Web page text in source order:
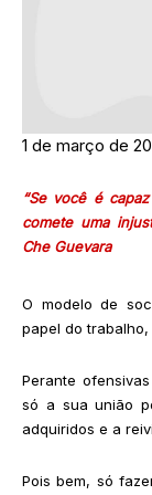
1 de março de
“Se você é
comete uma
Che Guevara
O modelo de
papel do
Perante
só a sua união
adquiridos e a
Pois bem, só